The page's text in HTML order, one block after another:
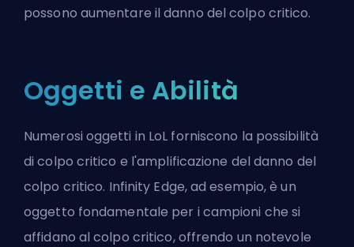
possono aumentare il danno del colpo critico.
Oggetti e Abilità
Numerosi oggetti in LoL forniscono la possibilità
di colpo critico e l'amplificazione del danno del
colpo critico. Infinity Edge, ad esempio, è un
oggetto fondamentale per i campioni che si
affidano al colpo critico, offrendo un notevole